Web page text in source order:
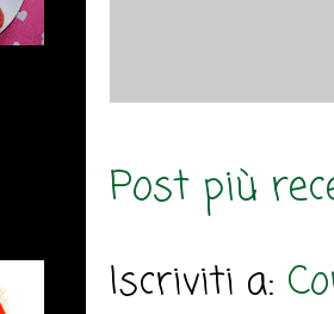
Post più
Iscriviti a: